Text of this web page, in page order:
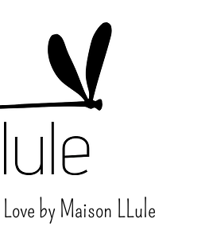
by Maison LLule